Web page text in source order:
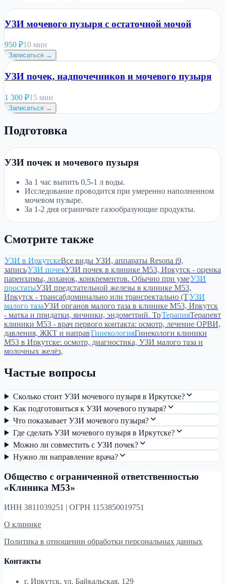
УЗИ мочевого пузыря с остаточной мочой
950 ₽10 мин
Записаться →
УЗИ почек, надпочечников и мочевого пузыря
1 300 ₽15 мин
Записаться →
Подготовка
УЗИ почек и мочевого пузыря
За 1 час выпить 0,5-1 л воды.
Исследование проводится при умеренно наполненном
мочевом пузыре.
За 1-2 дня ограничьте газообразующие продукты.
Смотрите также
УЗИ в ИркутскеВсе виды УЗИ, аппараты Resona i9,
записьУЗИ почекУЗИ почек в клинике М53, Иркутск - оценка
паренхимы, лоханок, конкрементов. Обычно при умеУЗИ
простатыУЗИ предстательной железы в клинике М53,
Иркутск - трансабдоминально или трансректально (ТУЗИ
малого тазаУЗИ органов малого таза в клинике М53, Иркутск
- матка и придатки, яичники, эндометрий. ТрТерапияТерапевт
клиники М53 - врач первого контакта: осмотр, лечение ОРВИ,
давления, ЖКТ и направГинекологияГинекологи клиники
М53 в Иркутске: осмотр, диагностика, УЗИ малого таза и
молочных желёз,
Частые вопросы
Сколько стоит УЗИ мочевого пузыря в Иркутске?
Как подготовиться к УЗИ мочевого пузыря?
Что показывает УЗИ мочевого пузыря?
Где сделать УЗИ мочевого пузыря в Иркутске?
Можно ли совместить с УЗИ почек?
Нужно ли направление врача?
Общество с ограниченной ответственностью
«Клиника М53»
ИНН 3811039251 | ОГРН 1153850019751
О клинике
Политика в отношении обработки персональных данных
Контакты
г. Иркутск, ул. Байкальская, 129